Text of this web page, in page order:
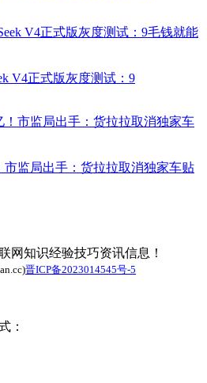
V4正式版灰度测试：9
市监局出手：货拉拉取消独家车贴
网知识经验技巧资讯信息！
晋ICP备2023014545号-5
：